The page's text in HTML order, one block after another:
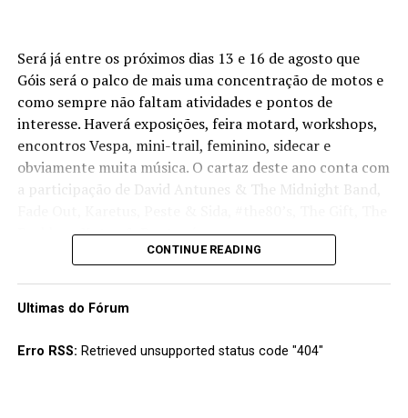
Será já entre os próximos dias 13 e 16 de agosto que
Góis será o palco de mais uma concentração de motos e
como sempre não faltam atividades e pontos de
interesse. Haverá exposições, feira motard, workshops,
encontros Vespa, mini-trail, feminino, sidecar e
obviamente muita música. O cartaz deste ano conta com
a participação de David Antunes & The Midnight Band,
Peakles e Xutos & Pontapés.
esquecer que há limite de entradas.
CONTINUE READING
Ultimas do Fórum
Erro RSS: Retrieved unsupported status code "404"